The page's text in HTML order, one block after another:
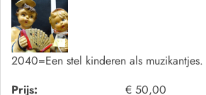
2040=Een stel kinderen als muzikantjes.
Prijs:
€ 50,00